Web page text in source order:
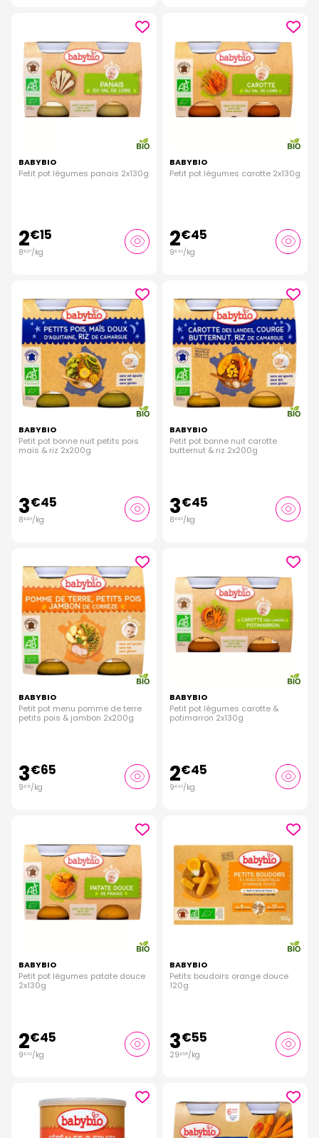
BABYBIO
Petit pot légumes panais 2x130g
2€15
8€27/kg
BABYBIO
Petit pot légumes carotte 2x130g
2€45
9€42/kg
BABYBIO
Petit pot bonne nuit petits pois
maïs & riz 2x200g
3€45
8€63/kg
BABYBIO
Petit pot bonne nuit carotte
butternut & riz 2x200g
3€45
8€63/kg
BABYBIO
Petit pot menu pomme de terre
petits pois & jambon 2x200g
3€65
9€ 13/kg
BABYBIO
Petit pot légumes carotte &
potimarron 2x130g
2€45
9€42/kg
BABYBIO
Petit pot légumes patate douce
2x130g
2€45
9€42/kg
BABYBIO
Petits boudoirs orange douce
120g
3€55
29€58/kg